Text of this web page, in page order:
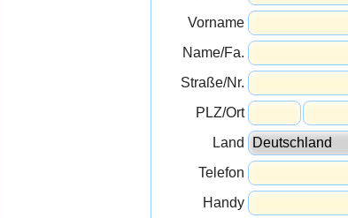
Vorname
Name/Fa.
Straße/Nr.
PLZ/Ort
Land
Telefon
Handy